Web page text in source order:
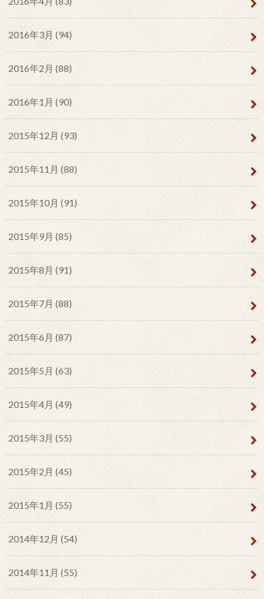
2016年3月 (94)
2016年2月 (88)
2016年1月 (90)
2015年12月 (93)
2015年11月 (88)
2015年10月 (91)
2015年9月 (85)
2015年8月 (91)
2015年7月 (88)
2015年6月 (87)
2015年5月 (63)
2015年4月 (49)
2015年3月 (55)
2015年2月 (45)
2015年1月 (55)
2014年12月 (54)
2014年11月 (55)